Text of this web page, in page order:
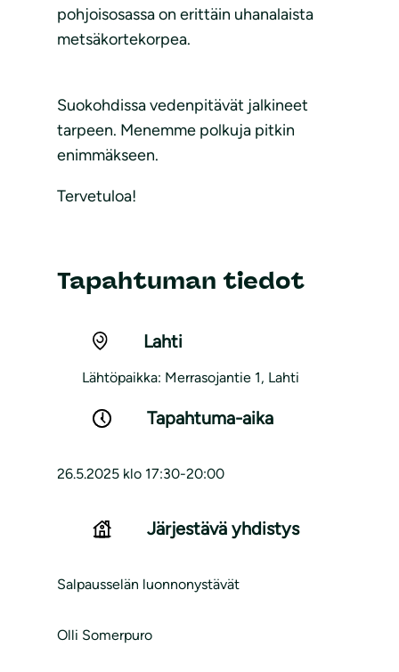
pohjoisosassa on erittäin uhanalaista
metsäkortekorpea.
Suokohdissa vedenpitävät jalkineet
tarpeen. Menemme polkuja pitkin
enimmäkseen.
Tervetuloa!
Tapahtuman tiedot
Lahti
Lähtöpaikka: Merrasojantie 1, Lahti
Tapahtuma-aika
26.5.2025 klo 17:30-20:00
Järjestävä yhdistys
Salpausselän luonnonystävät
Olli Somerpuro